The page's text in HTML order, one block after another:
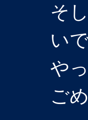
そ
い
や
ご